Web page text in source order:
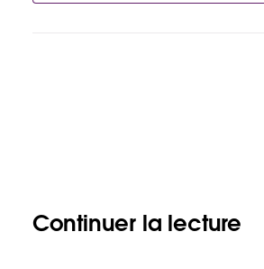
Continuer la lecture